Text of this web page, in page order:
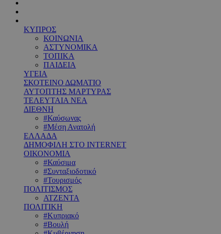
ΚΥΠΡΟΣ
ΚΟΙΝΩΝΙΑ
ΑΣΤΥΝΟΜΙΚΑ
ΤΟΠΙΚΑ
ΠΑΙΔΕΙΑ
ΥΓΕΙΑ
ΣΚΟΤΕΙΝΟ ΔΩΜΑΤΙΟ
ΑΥΤΟΠΤΗΣ ΜΑΡΤΥΡΑΣ
ΤΕΛΕΥΤΑΙΑ ΝΕΑ
ΔΙΕΘΝΗ
#Καύσωνας
#Μέση Ανατολή
ΕΛΛΑΔΑ
ΔΗΜΟΦΙΛΗ ΣΤΟ INTERNET
ΟΙΚΟΝΟΜΙΑ
#Καύσιμα
#Συνταξιοδοτικό
#Τουρισμός
ΠΟΛΙΤΙΣΜΟΣ
ΑΤΖΕΝΤΑ
ΠΟΛΙΤΙΚΗ
#Κυπριακό
#Βουλή